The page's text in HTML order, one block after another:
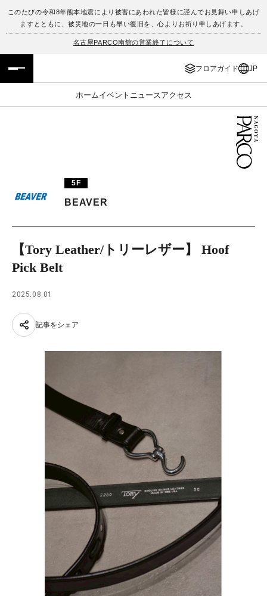
このたびの令和8年熊本地震により被害にあわれた皆様に謹んでお見舞い申しあげ
ますとともに、被災地の一日も早い復旧を、心よりお祈り申しあげます。
名古屋PARCO南館の営業終了について
フロアガイド JP
ホームイベント ニュース アクセス
フロアガイド
イベント・ポップアップ
TAX FREE
JP
ENGLISH
5F
BEAVER
【Tory Leather/トリーレザー】 Hoof
Pick Belt
2025.08.01
記事をシェア